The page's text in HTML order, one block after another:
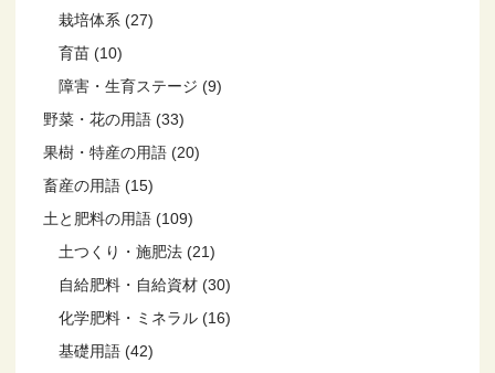
栽培体系 (27)
育苗 (10)
障害・生育ステージ (9)
野菜・花の用語 (33)
果樹・特産の用語 (20)
畜産の用語 (15)
土と肥料の用語 (109)
土つくり・施肥法 (21)
自給肥料・自給資材 (30)
化学肥料・ミネラル (16)
基礎用語 (42)